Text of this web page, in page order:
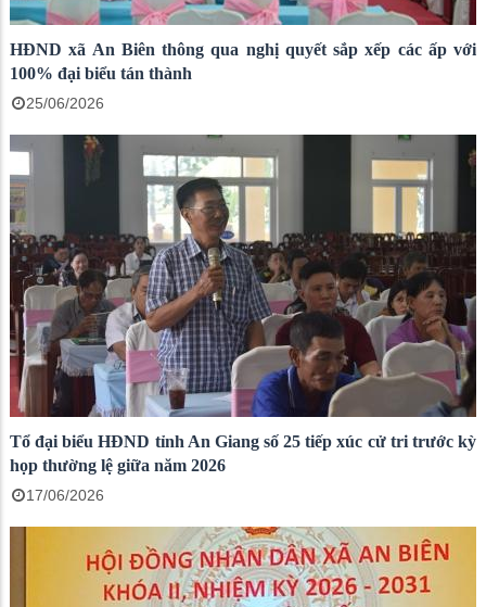
HĐND xã An Biên thông qua nghị quyết sắp xếp các ấp với
100% đại biểu tán thành
25/06/2026
Tổ đại biểu HĐND tỉnh An Giang số 25 tiếp xúc cử tri trước kỳ
họp thường lệ giữa năm 2026
17/06/2026